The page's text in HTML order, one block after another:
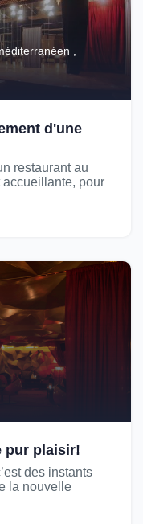
,
d'une
restaurant au
accueillante, pour
pur plaisir!
des instants
la nouvelle